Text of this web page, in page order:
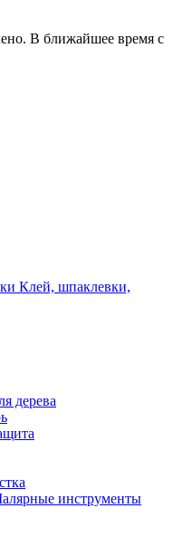
В ближайшее время с
Клей, шпаклевки,
дерева
инструменты